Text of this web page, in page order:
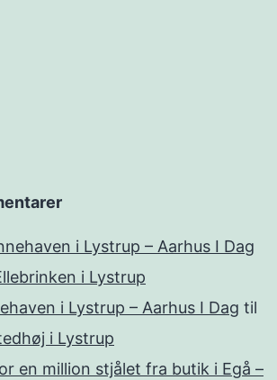
i Lystrup – Aarhus I Dag
i Lystrup
i Lystrup – Aarhus I Dag til
i Lystrup
en million stjålet fra butik i Egå –